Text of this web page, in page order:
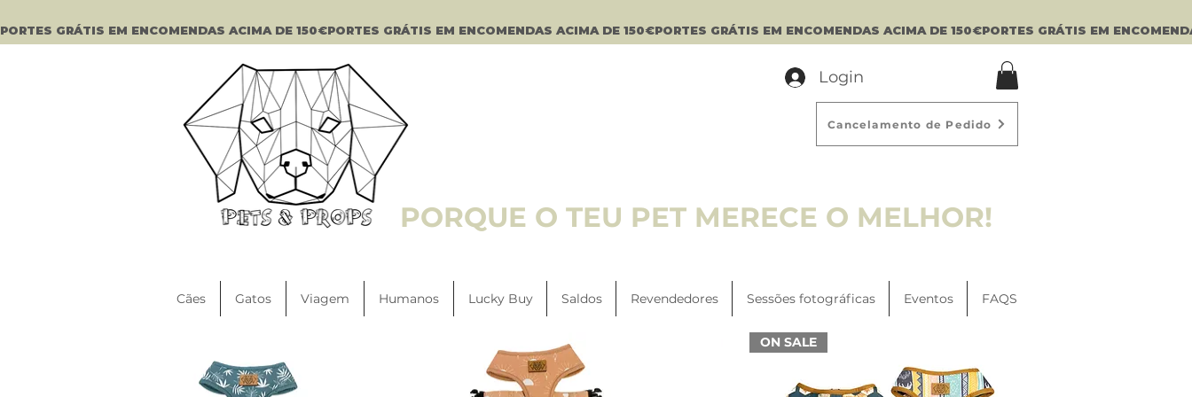
PORTES GRÁTIS EM ENCOMENDAS ACIMA DE 150€
Login
PORQUE O TEU PET MERECE O MELHOR!
Cancelamento de Pedido
Cães Gatos Viagem Humanos Lucky Buy Saldos Revendedores Sessões fotográficas Eventos FAQS
ON SALE